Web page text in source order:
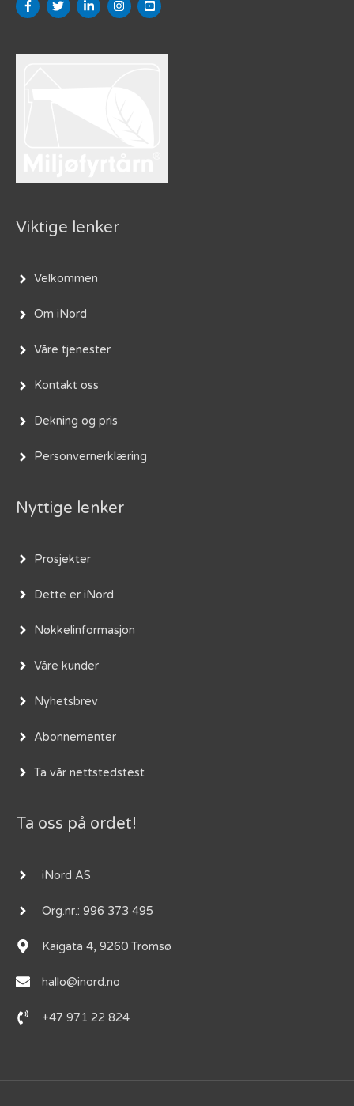
Viktige lenker
Velkommen
Om iNord
Våre tjenester
Kontakt oss
Dekning og pris
Personvernerklæring
Nyttige lenker
Prosjekter
Dette er iNord
Nøkkelinformasjon
Våre kunder
Nyhetsbrev
Abonnementer
Ta vår nettstedstest
Ta oss på ordet!
iNord AS
Org.nr.: 996 373 495
Kaigata 4, 9260 Tromsø
hallo@inord.no
+47 971 22 824